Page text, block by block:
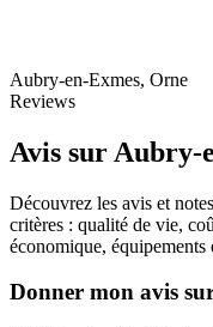
Aubry-en-Exmes, Orne
Reviews
Avis sur Aubry-
Découvrez les avis et
critères : qualité de vie,
économique, équipements
Donner mon avis